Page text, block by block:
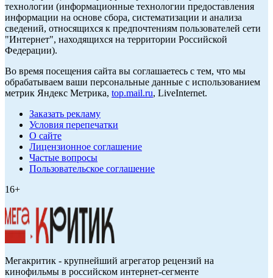
технологии (информационные технологии предоставления
информации на основе сбора, систематизации и анализа
сведений, относящихся к предпочтениям пользователей сети
"Интернет", находящихся на территории Российской
Федерации).
Во время посещения сайта вы соглашаетесь с тем, что мы
обрабатываем ваши персональные данные с использованием
метрик Яндекс Метрика, top.mail.ru, LiveInternet.
Заказать рекламу
Условия перепечатки
О сайте
Лицензионное соглашение
Частые вопросы
Пользовательское соглашение
16+
Мегакритик - крупнейший агрегатор рецензий на
кинофильмы в российском интернет-сегменте